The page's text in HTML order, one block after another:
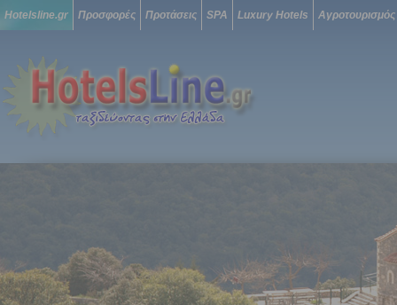
Hotelsline.gr Προσφορές Προτάσεις SPA Luxury Hotels Αγροτουρισμός